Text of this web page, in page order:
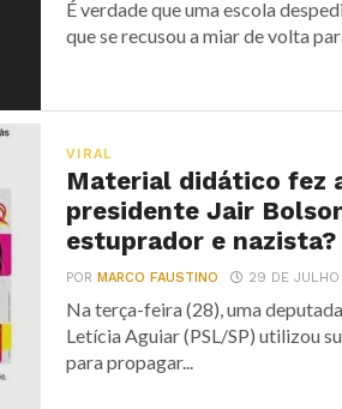
É verdade que uma escola
que se recusou a miar de volta
VIRAL
Material didático fez
presidente Jair
estuprador e nazista?
PORMARCO FAUSTINO 29 DE
Na terça-feira (28), uma
Letícia Aguiar (PSL/SP) utilizou
para propagar...